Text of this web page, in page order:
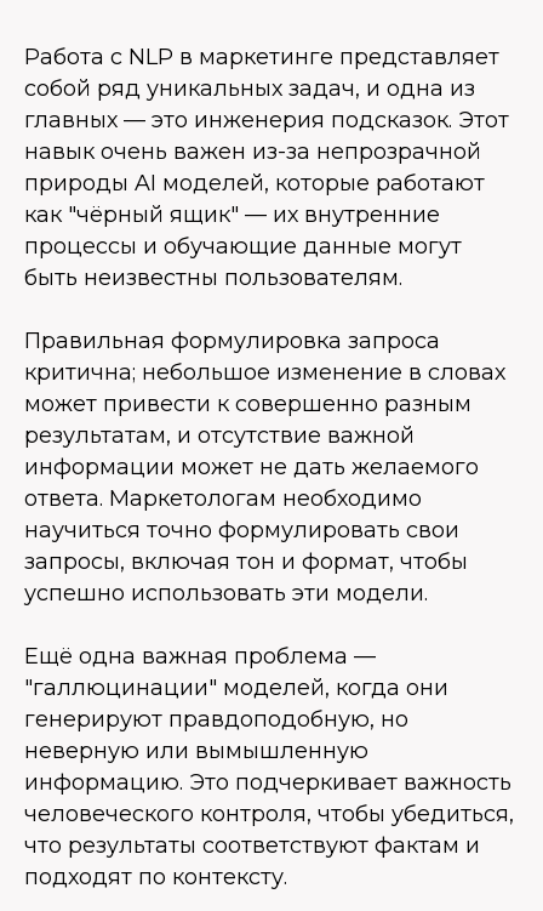
Работа с NLP в маркетинге представляет
собой ряд уникальных задач, и одна из
главных — это инженерия подсказок. Этот
навык очень важен из-за непрозрачной
природы AI моделей, которые работают
как "чёрный ящик" — их внутренние
процессы и обучающие данные могут
быть неизвестны пользователям.
Правильная формулировка запроса
критична; небольшое изменение в словах
может привести к совершенно разным
результатам, и отсутствие важной
информации может не дать желаемого
ответа. Маркетологам необходимо
научиться точно формулировать свои
запросы, включая тон и формат, чтобы
успешно использовать эти модели.
Ещё одна важная проблема —
"галлюцинации" моделей, когда они
генерируют правдоподобную, но
неверную или вымышленную
информацию. Это подчеркивает важность
человеческого контроля, чтобы убедиться,
что результаты соответствуют фактам и
подходят по контексту.